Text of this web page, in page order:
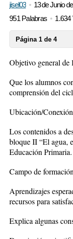
Iniciar sesión
jisel03
13 de Junio
951 Palabras
1.634
Página 1 de 4
Objetivo general de
Que los alumnos
comprensión del
Ubicación/
Los contenidos a
bloque II “El agua,
Educación Primaria.
Campo de
Aprendizajes
recursos para
Explica algunas